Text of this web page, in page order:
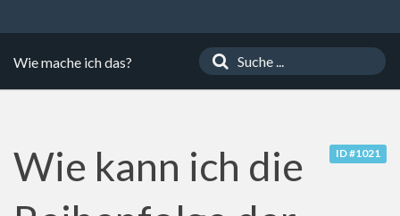
Wie mache ich das?
ID #1021
Wie kann ich die